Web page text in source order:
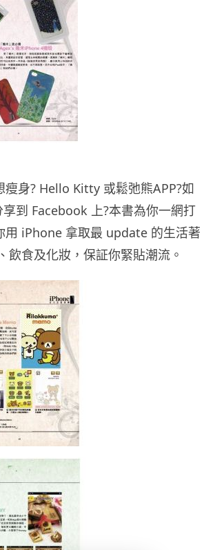
瘦身? Hello Kitty 或鬆弛熊APP?如
到 Facebook 上?本書為你一網打
用 iPhone 拿取最 update 的生活著
食及化妝，保証你緊貼潮流。